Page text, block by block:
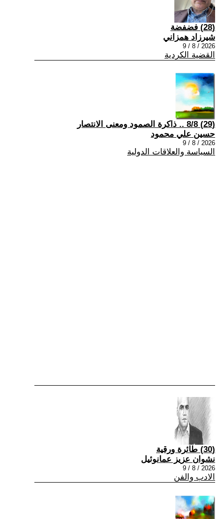
(28) فضفضة
شيرزاد همزاني
2026 / 8 / 9
القضية الكردية
(29) 8/8 .. ذاكرة الصمود ومعنى الانتصار
حسين علي محمود
2026 / 8 / 9
السياسة والعلاقات الدولية
(30) طائرة ورقية
نشوان عزيز عمانوئيل
2026 / 8 / 9
الادب والفن